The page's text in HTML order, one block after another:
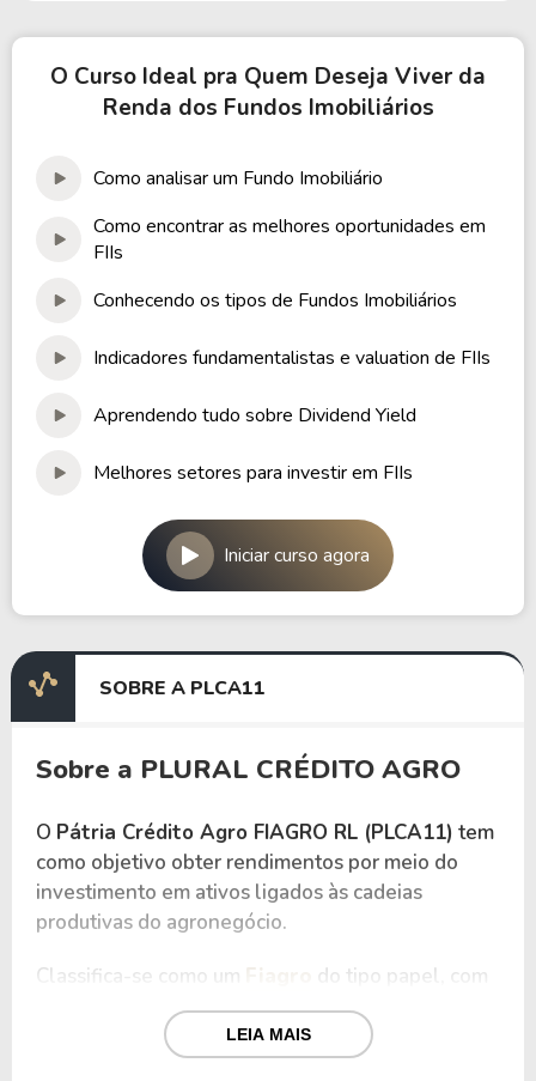
O Curso Ideal pra Quem Deseja Viver da
Renda dos Fundos Imobiliários
Como analisar um Fundo Imobiliário
Como encontrar as melhores oportunidades em
FIIs
Conhecendo os tipos de Fundos Imobiliários
Indicadores fundamentalistas e valuation de FIIs
Aprendendo tudo sobre Dividend Yield
Melhores setores para investir em FIIs
Iniciar curso agora
SOBRE A PLCA11
Sobre a PLURAL CRÉDITO AGRO
O Pátria Crédito Agro FIAGRO RL (PLCA11) tem
como objetivo obter rendimentos por meio do
investimento em ativos ligados às cadeias
produtivas do agronegócio.
Classifica-se como um Fiagro
do tipo papel, com
foco em crédito estruturado do agronegócio. O
fundo é administrado pelo Banco Genial S.A. e
gerido pela Pátria Investimentos Ltda.
LEIA MAIS